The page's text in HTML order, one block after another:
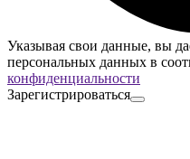
Указывая свои данные, вы
персональных данных в
конфиденциальности
Зарегистрироваться